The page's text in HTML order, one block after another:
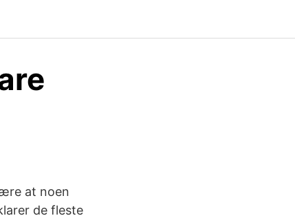
at noen
de fleste